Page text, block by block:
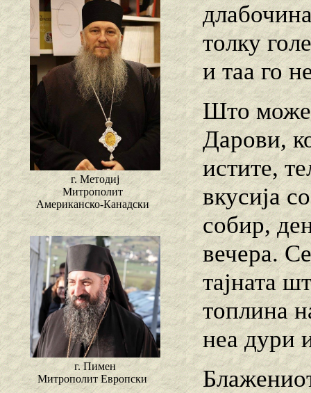
г. Методиј
Митрополит
Американско-Канадски
г. Пимен
Митрополит Европски
толку
и таа го
Што може
Дарови,
истите,
вкусија
собир,
вечера.
тајната
топлина
неа дури